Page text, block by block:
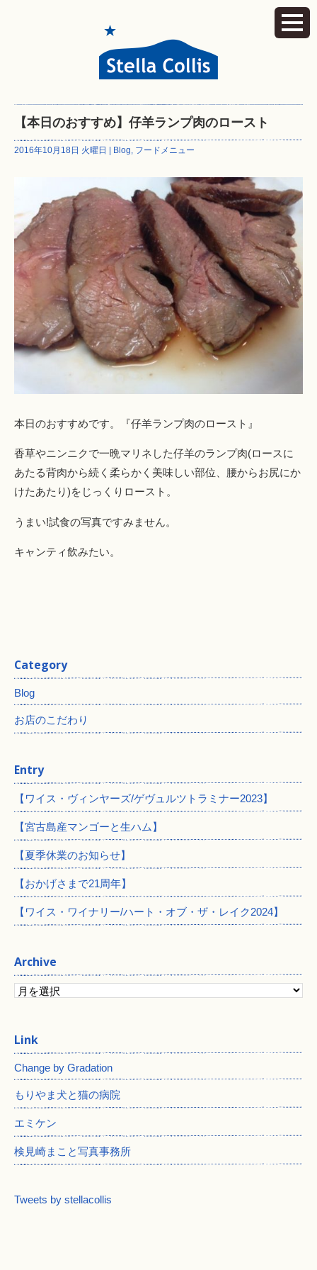
【本日のおすすめ】仔羊ランプ肉のロースト
2016年10月18日 火曜日 | Blog, フードメニュー
本日のおすすめです。『仔羊ランプ肉のロースト』
香草やニンニクで一晩マリネした仔羊のランプ肉(ロースに
あたる背肉から続く柔らかく美味しい部位、腰からお尻にか
けたあたり)をじっくりロースト。
うまい!試食の写真ですみません。
キャンティ飲みたい。
Category
Blog
お店のこだわり
Entry
【ワイス・ヴィンヤーズ/ゲヴュルツトラミナー2023】
【宮古島産マンゴーと生ハム】
【夏季休業のお知らせ】
【おかげさまで21周年】
【ワイス・ワイナリー/ハート・オブ・ザ・レイク2024】
Archive
Change by Gradation
もりやま犬と猫の病院
エミケン
検見崎まこと写真事務所
Tweets by stellacollis